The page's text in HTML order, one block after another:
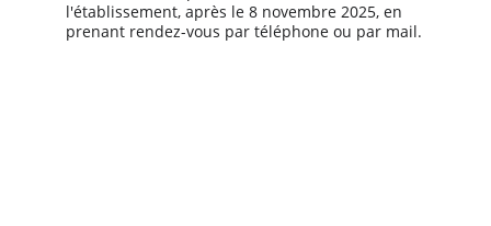
l'établissement, après le 8 novembre 2025, en
prenant rendez-vous par téléphone ou par mail.